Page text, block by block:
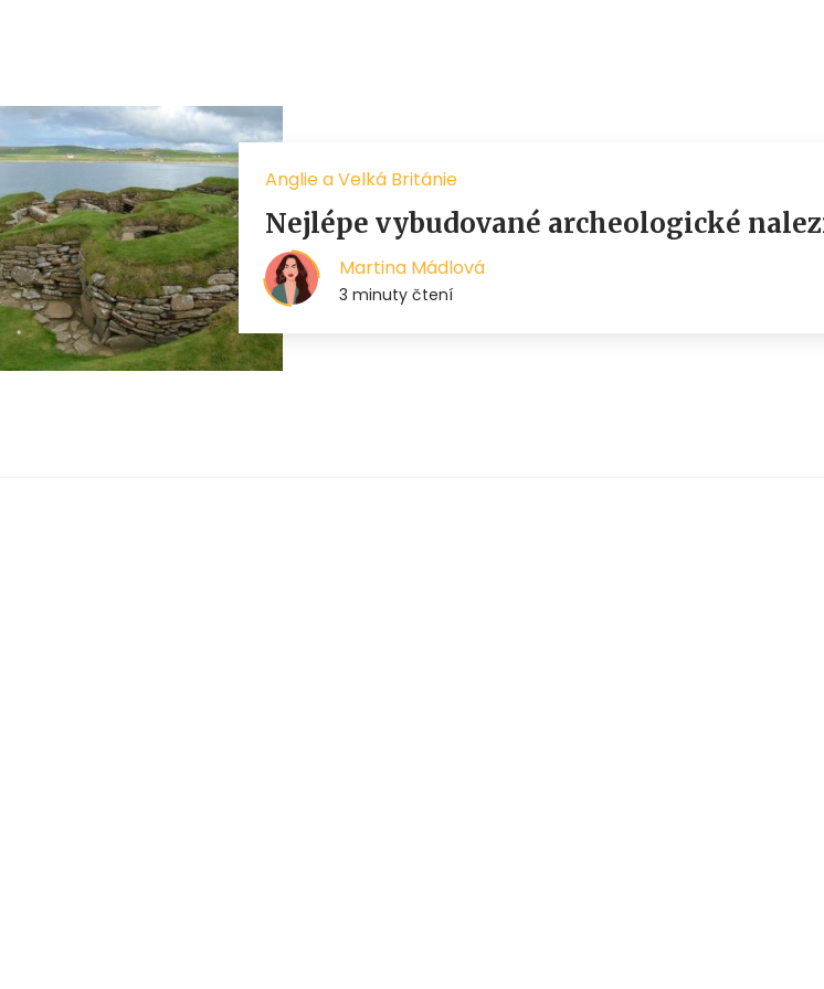
Anglie a Velká Británie
Nejlépe vybudované archeologické
Martina Mádlová
3 minuty čtení